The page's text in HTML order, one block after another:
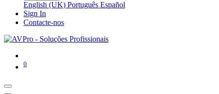
English (UK) Português Español
Sign In
Contacte-nos
0